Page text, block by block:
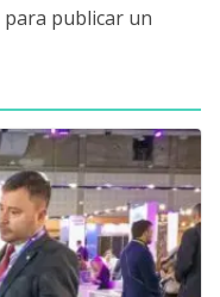
para publicar un